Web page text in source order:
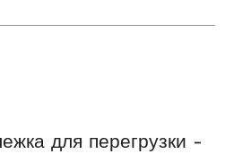
для перегрузки -